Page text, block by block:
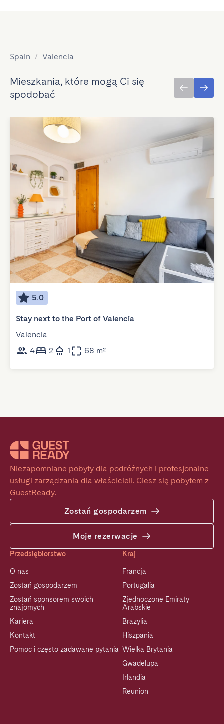
Spain / Valencia
Mieszkania, które mogą Ci się
spodobać
5.0
Stay next to the Port of Valencia
Valencia
4
2 1 68 m²
Niezapomniane pobyty dla podróżnych i profesjonalne
usługi zarządzania dla właścicieli. Ciesz się pobytem z
GuestReady.
Zostań gospodarzem
Moje rezerwacje
Przedsiębiorstwo
O nas
Zostań gospodarzem
Zostań sponsorem swoich
znajomych
Kariera
Kontakt
Pomoc i często zadawane pytania
Kraj
Francja
Portugalia
Zjednoczone Emiraty
Arabskie
Brazylia
Hiszpania
Wielka Brytania
Gwadelupa
Irlandia
Reunion